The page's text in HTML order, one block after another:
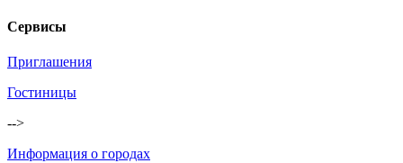
Сервисы
Приглашения
Гостиницы
-->
Информация о городах